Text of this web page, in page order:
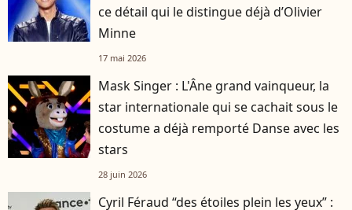
ce détail qui le distingue déjà d’Olivier
Minne
17 mai 2026
Mask Singer : L'Âne grand vainqueur, la
star internationale qui se cachait sous le
costume a déjà remporté Danse avec les
stars
28 juin 2026
Cyril Féraud “des étoiles plein les yeux” :